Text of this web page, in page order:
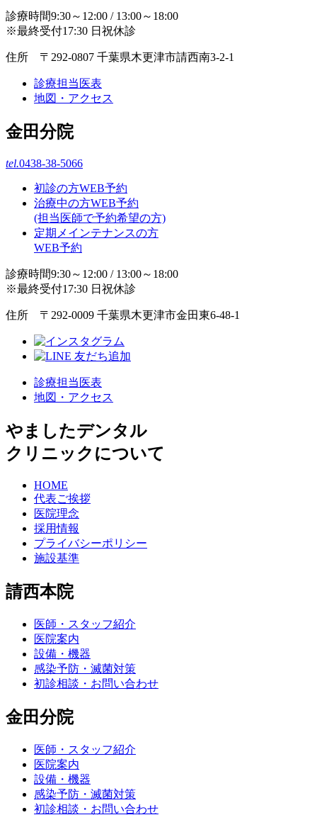
診療時間9:30～12:00 / 13:00～18:00
※最終受付17:30 日祝休診
住所 〒292-0807 千葉県木更津市請西南3-2-1
診療担当医表
地図・アクセス
金田分院
tel.0438-38-5066
初診の方WEB予約
治療中の方WEB予約
(担当医師で予約希望の方)
定期メインテナンスの方
WEB予約
診療時間9:30～12:00 / 13:00～18:00
※最終受付17:30 日祝休診
住所 〒292-0009 千葉県木更津市金田東6-48-1
診療担当医表
地図・アクセス
やましたデンタル
クリニックについて
HOME
代表ご挨拶
医院理念
採用情報
プライバシーポリシー
施設基準
請西本院
医師・スタッフ紹介
医院案内
設備・機器
感染予防・滅菌対策
初診相談・お問い合わせ
金田分院
医師・スタッフ紹介
医院案内
設備・機器
感染予防・滅菌対策
初診相談・お問い合わせ